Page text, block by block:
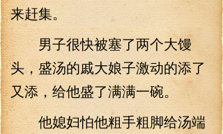
来赶集。
男子很快被塞了两个大馒
头，盛汤的戚大娘子激动的添了
又添，给他盛了满满一碗。
他媳妇怕他粗手粗脚给汤端